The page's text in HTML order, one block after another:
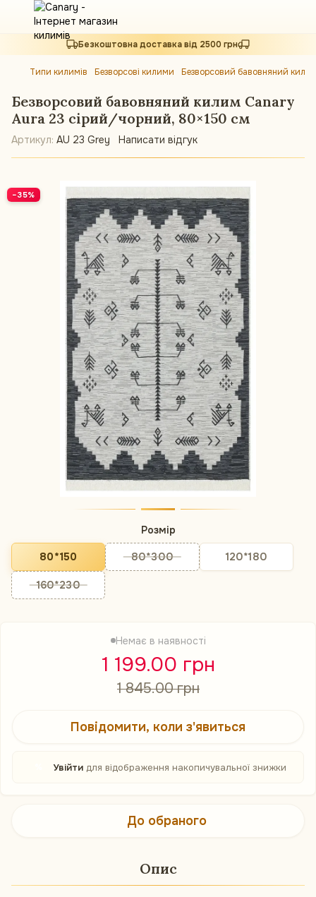
Безкоштовна доставка від 2500 грн
Типи килимів Безворсові килими Безворсовий бавовняний
Безворсовий бавовняний килим Canary
Aura 23 сірий/чорний, 80×150 см
Артикул: AU 23 Grey Написати відгук
−35%
Розмір
80*150 80*300
120*180
160*230
Немає в наявності
1 199.00 грн
1 845.00 грн
Повідомити, коли з'явиться
Увійтидля відображення накопичувальної знижки
До обраного
Опис